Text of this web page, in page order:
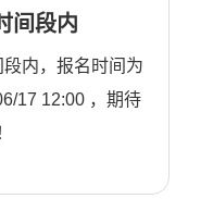
间段内
内，报名时间为
17 12:00 ，期待